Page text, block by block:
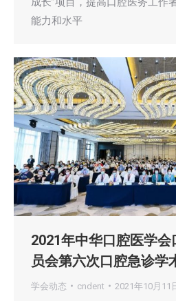
能力和水平
2021年中华口腔医学
员会第六次口腔急诊学
学会动态 cndent 2021年10月11